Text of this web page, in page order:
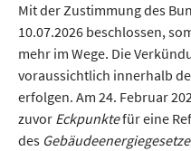
Mit der Zustimmung des
10.07.2026 beschlossen,
mehr im Wege. Die
voraussichtlich innerhalb
erfolgen. Am 24. Februar
zuvor Eckpunktefür eine
des